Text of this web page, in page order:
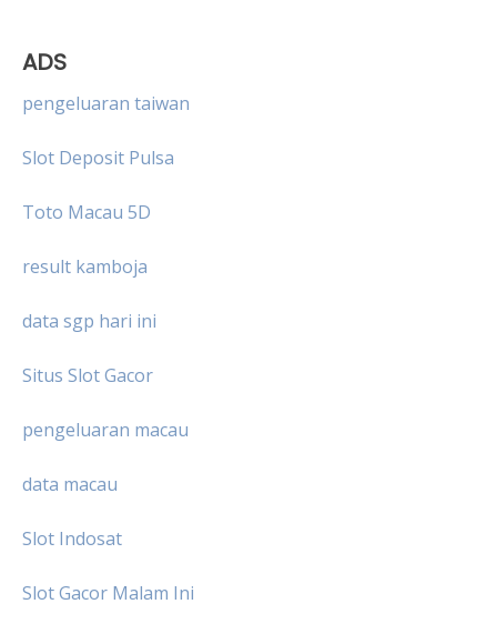
ADS
pengeluaran taiwan
Slot Deposit Pulsa
Toto Macau 5D
result kamboja
data sgp hari ini
Situs Slot Gacor
pengeluaran macau
data macau
Slot Indosat
Slot Gacor Malam Ini